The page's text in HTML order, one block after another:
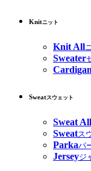
Knitニット
Knit All
Sweater
Cardigan
Sweatスウェット
Sweat All
Sweatス
Parkaパ
Jerseyジ